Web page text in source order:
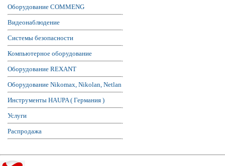
Оборудование COMMENG
Видеонаблюдение
Системы безопасности
Компьютерное оборудование
Оборудование REXANT
Оборудование Nikomax, Nikolan, Netlan
Инструменты HAUPA ( Германия )
Услуги
Распродажа